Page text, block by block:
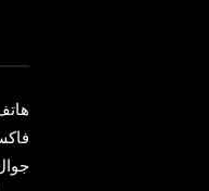
هاتف: +213
فاكس:
جوال: +213